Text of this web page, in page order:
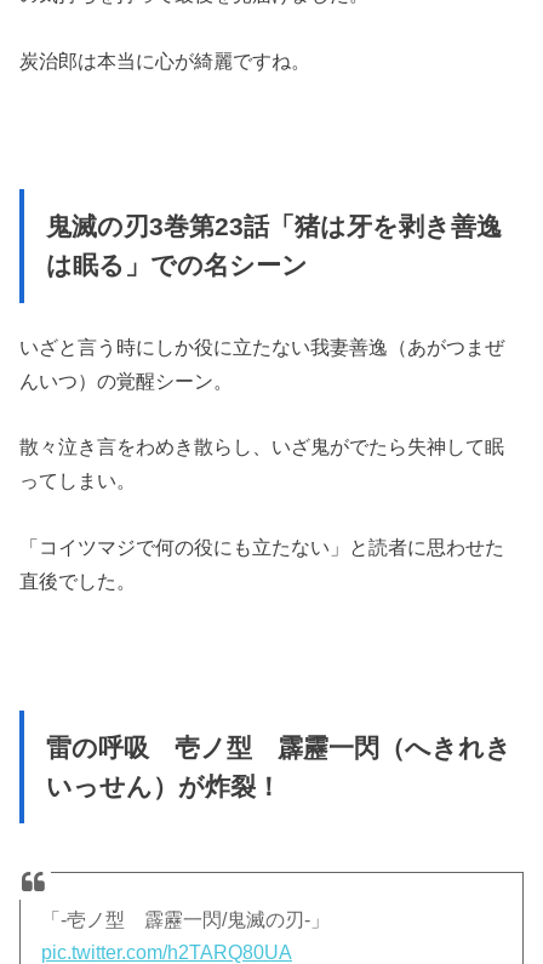
炭治郎は本当に心が綺麗ですね。
鬼滅の刃3巻第23話「猪は牙を剥き善逸
は眠る」での名シーン
いざと言う時にしか役に立たない我妻善逸（あがつまぜ
んいつ）の覚醒シーン。
散々泣き言をわめき散らし、いざ鬼がでたら失神して眠
ってしまい。
「コイツマジで何の役にも立たない」と読者に思わせた
直後でした。
雷の呼吸 壱ノ型 霹靂一閃（へきれき
いっせん）が炸裂！
「-壱ノ型 霹靂一閃/鬼滅の刃-」
pic.twitter.com/h2TARQ80UA